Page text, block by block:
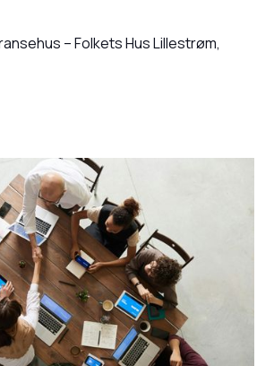
– Folkets Hus Lillestrøm,